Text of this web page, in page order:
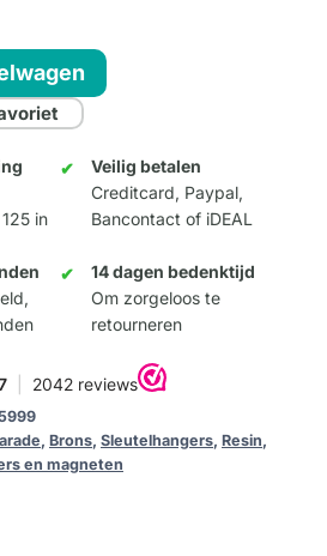
in
Veilig betalen
Creditcard, Paypal,
Bancontact of iDEAL
14 dagen bedenktijd
Om zorgeloos te
retourneren
, Brons, Sleutelhangers, Resin,
en magneten